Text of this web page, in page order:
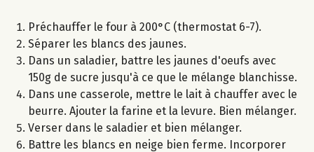
Préchauffer le four à 200°C (thermostat 6-7).
Séparer les blancs des jaunes.
Dans un saladier, battre les jaunes d'oeufs avec
150g de sucre jusqu'à ce que le mélange blanchisse.
Dans une casserole, mettre le lait à chauffer avec le
beurre. Ajouter la farine et la levure. Bien mélanger.
Verser dans le saladier et bien mélanger.
Battre les blancs en neige bien ferme. Incorporer